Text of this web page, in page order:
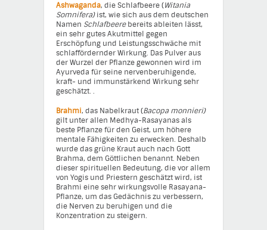
Ashwaganda, die Schlafbeere (Witania
Somnifera)ist, wie sich aus dem deutschen
Namen Schlafbeerebereits ableiten lässt,
ein sehr gutes Akutmittel gegen
Erschöpfung und Leistungsschwäche mit
schlaffördernder Wirkung. Das Pulver aus
der Wurzel der Pflanze gewonnen wird im
Ayurveda für seine nervenberuhigende,
kraft- und immunstärkend Wirkung sehr
geschätzt. .
Brahmi, das Nabelkraut (Bacopa monnieri)
gilt unter allen Medhya-Rasayanas als
beste Pflanze für den Geist, um höhere
mentale Fähigkeiten zu erwecken. Deshalb
wurde das grüne Kraut auch nach Gott
Brahma, dem Göttlichen benannt. Neben
dieser spirituellen Bedeutung, die vor allem
von Yogis und Priestern geschätzt wird, ist
Brahmi eine sehr wirkungsvolle Rasayana-
Pflanze, um das Gedächnis zu verbessern,
die Nerven zu beruhigen und die
Konzentration zu steigern.